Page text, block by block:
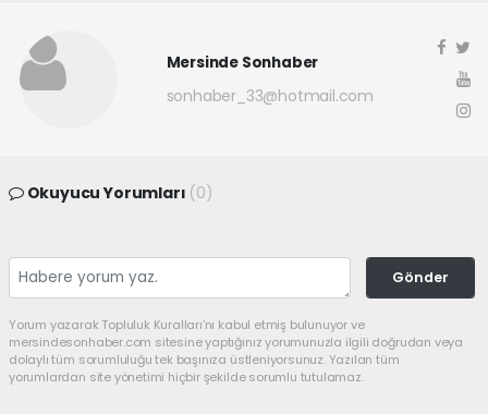
Mersinde Sonhaber
sonhaber_33@hotmail.com
Okuyucu Yorumları (0)
Gönder
Yorum yazarak Topluluk Kuralları’nı kabul etmiş bulunuyor ve
mersindesonhaber.com sitesine yaptığınız yorumunuzla ilgili doğrudan veya
dolaylı tüm sorumluluğu tek başınıza üstleniyorsunuz. Yazılan tüm
yorumlardan site yönetimi hiçbir şekilde sorumlu tutulamaz.